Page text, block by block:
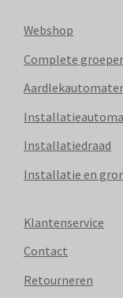
Webshop
Complete
Installatiedraad
Installatie en
Klantenservice
Contact
Retourneren